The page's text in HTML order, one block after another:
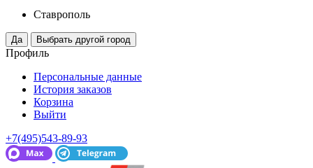
Ставрополь
Профиль
Персональные данные
История заказов
Корзина
Выйти
+7(495)543-89-93